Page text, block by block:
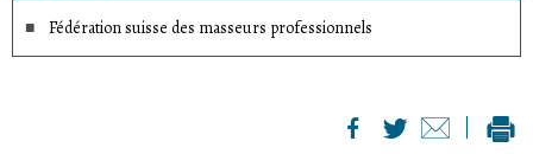
Fédération suisse des masseurs professionnels